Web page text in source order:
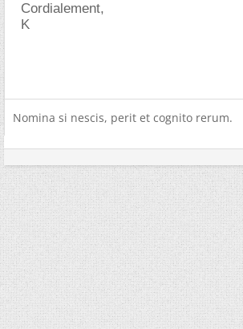
Cordialement,
K
Nomina si nescis, perit et cognito rerum.